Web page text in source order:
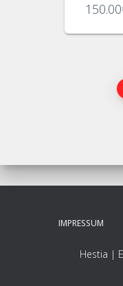
150.00
IMPRESSUM
Hestia |